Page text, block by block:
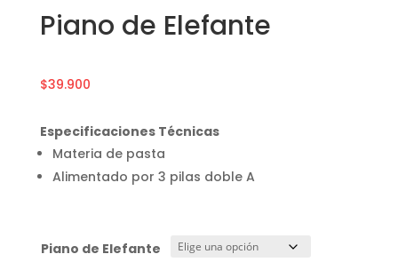
Piano de Elefante
$39.900
Especificaciones Técnicas
Materia de pasta
Alimentado por 3 pilas doble A
Piano de Elefante